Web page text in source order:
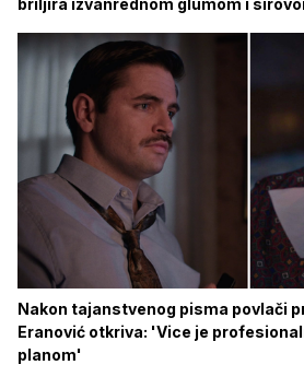
Nakon tajanstvenog pisma povlači
Eranović otkriva: 'Vice je
planom'